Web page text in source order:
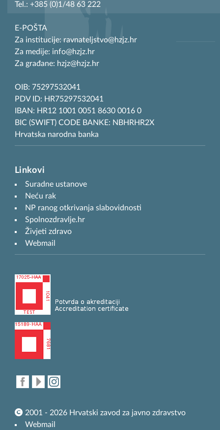
Tel.: +385 (0)1/48 63 222
E-POŠTA
Za institucije: ravnateljstvo@hzjz.hr
Za medije: info@hzjz.hr
Za građane: hzjz@hzjz.hr
OIB: 75297532041
PDV ID: HR75297532041
IBAN: HR12 1001 0051 8630 0016 0
BIC (SWIFT) CODE BANKE: NBHRHR2X
Hrvatska narodna banka
Linkovi
Suradne ustanove
Neću rak
NP ranog otkrivanja slabovidnosti
Spolnozdravlje.hr
Živjeti zdravo
Webmail
2001 - 2026 Hrvatski zavod za javno zdravstvo
Webmail